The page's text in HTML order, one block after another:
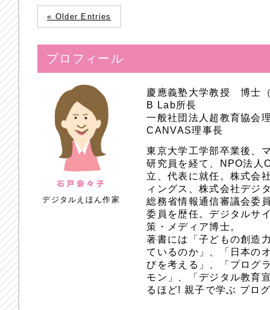
« Older Entries
プロフィール
デジタルえほん作家
慶應義塾大学教授 博士
B Lab所長
一般社団法人超教育協会
CANVAS理事長
東京大学工学部卒業後、
研究員を経て、NPO法人
立、代表に就任。株式会
ィングス、株式会社デジ
総務省情報通信審議会委
委員を歴任。デジタルサ
策・メディア博士。
著書には「子どもの創造
ているのか」、「日本の
びを考える」、「プログ
モン」、「デジタル教育
るほど! 親子で学ぶ プロ